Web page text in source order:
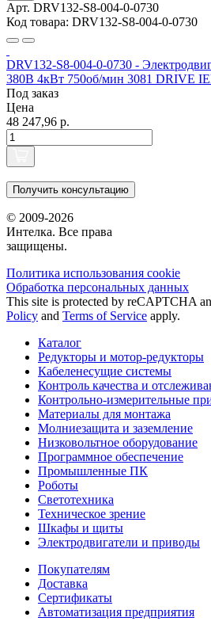
Арт. DRV132-S8-004-0-0730
Код товара: DRV132-S8-004-0-0730
DRV132-S8-004-0-0730 -
380В 4кВт 750об/мин 3081 DRIVE
Под заказ
Цена
48 247,96 р.
Получить консультацию
© 2009-2026
Интелка. Все права
защищены.
Политика использования сookie
Обработка персональных данных
This site is protected by reCAPTCHA
Policy and Terms of Service apply.
Каталог
Редукторы и мотор-редукторы
Кабеленесущие системы
Контроль качества и
Контрольно-измерительные
Материалы для монтажа
Молниезащита и заземление
Низковольтное оборудование
Программное обеспечение
Промышленные ПК
Роботы
Светотехника
Техническое зрение
Шкафы и щиты
Электродвигатели и приводы
Покупателям
Доставка
Сертификаты
Автоматизация предприятия